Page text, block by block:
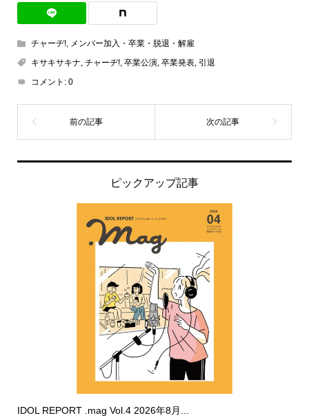
チャーヂ!, メンバー加入・卒業・脱退・解雇
キサキサキナ, チャーヂ!, 卒業公演, 卒業発表, 引退
コメント: 0
ピックアップ記事
IDOL REPORT .mag Vol.4 2026年8月...